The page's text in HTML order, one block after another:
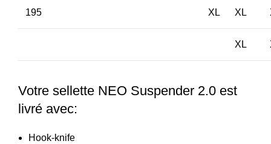
195 XL XL
XL
Votre sellette NEO Suspender 2.0 est
livré avec:
Hook-knife